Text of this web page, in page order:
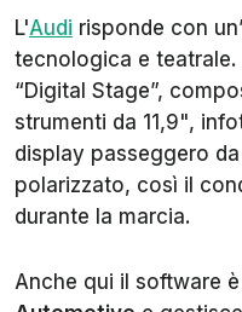
L'Audi risponde con
tecnologica e teatrale.
“Digital Stage”,
strumenti da 11,9",
display passeggero
polarizzato, così il
durante la marcia.
Anche qui il software